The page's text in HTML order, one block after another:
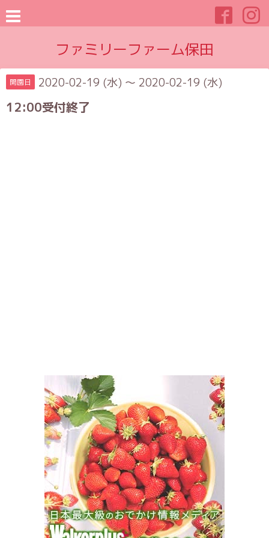
ファミリーファーム保田
開園日 2020-02-19 (水) ～ 2020-02-19 (水)
12:00受付終了